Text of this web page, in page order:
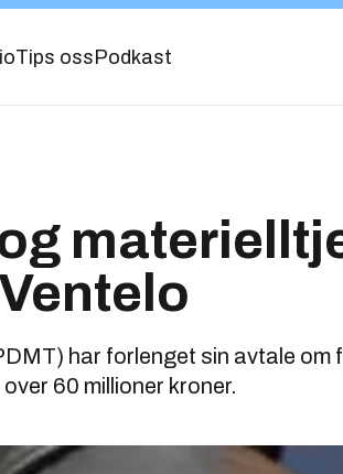
Tips oss Podkast
har forlenget sin avtale om
60 millioner kroner.